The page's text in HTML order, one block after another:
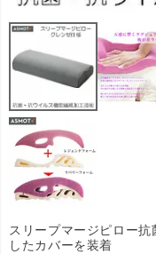
スリープマージピロー
したカバーを装着